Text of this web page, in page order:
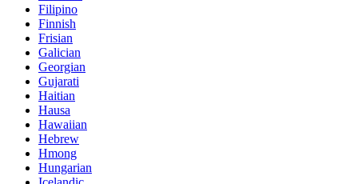
Filipino
Finnish
Frisian
Galician
Georgian
Gujarati
Haitian
Hausa
Hawaiian
Hebrew
Hmong
Hungarian